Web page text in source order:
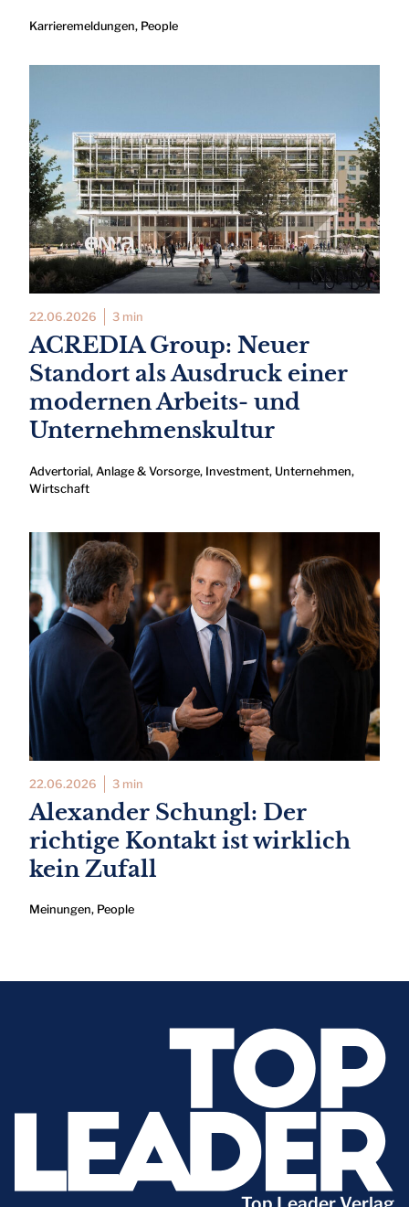
Karrieremeldungen, People
22.06.2026 3 min
ACREDIA Group: Neuer
Standort als Ausdruck einer
modernen Arbeits- und
Unternehmenskultur
Advertorial, Anlage & Vorsorge, Investment, Unternehmen,
Wirtschaft
22.06.2026 3 min
Alexander Schungl: Der
richtige Kontakt ist wirklich
kein Zufall
Meinungen, People